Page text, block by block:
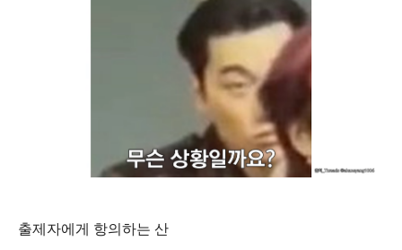
출제자에게 항의하는 산